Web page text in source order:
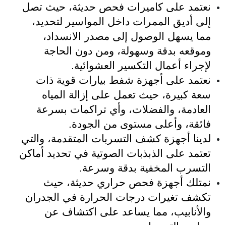
نعتمد على كاميرات فحص حديثة، حيث تصل
إلى أديق الممرات داخل المواسير لتحديد،
مما يسهل الوصول إلى مصدر الانسداد،
وموقعه بدقة وسهولة، ومن دون الحاجة
لإجراء أعمال التكسير العشوائية.
نعتمد على أجهزة شفط بيارات قوية ذات
سعة كبيرة، حيث تعمل على إزالة المياه
العادمة، والفضلات، وأي تراكمات بسرعة
فائقة، وأعلى مستوى من الجودة.
لدينا أجهزة كشف التسربات المتقدمة، والتي
تعتمد على الذبذبات الصوتية في تحديد أماكن
التسرب المخفية بدقة وسرعة.
نمتلك أجهزة فحص حراري حديثة، حيث
تكشف تغيرات درجات الحرارة في الجدران
والأنابيب، مما يساعد على اكتشاف عن